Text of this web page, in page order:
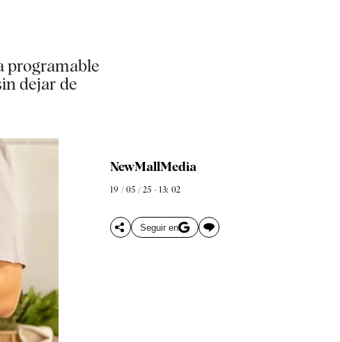
programable
dejar de
NewMallMedia
19 / 05 / 25 - 13: 02
Seguir en